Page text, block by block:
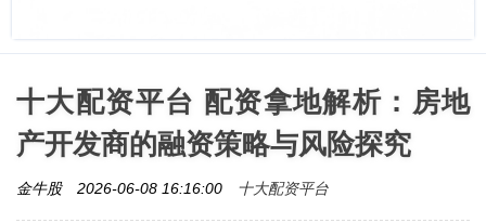
十大配资平台 配资拿地解析：房地
产开发商的融资策略与风险探究
金牛股 2026-06-08 16:16:00 十大配资平台